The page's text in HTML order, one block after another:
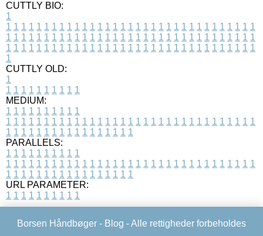
CUTTLY BIO:
1
1 1 1 1 1 1 1 1 1 1 1 1 1 1 1 1 1 1 1 1 1 1 1 1 1 1 1 1 1 1 1 1 1
1 1 1 1 1 1 1 1 1 1 1 1 1 1 1 1 1 1 1 1 1 1 1 1 1 1 1 1 1 1 1 1 1
1 1 1 1 1 1 1 1 1 1 1 1 1 1 1 1 1 1 1 1 1 1 1 1 1 1 1 1 1 1 1 1 1
1
CUTTLY OLD:
1
1 1 1 1 1 1 1 1 1 1
MEDIUM:
1 1 1 1 1 1 1 1 1 1
1 1 1 1 1 1 1 1 1 1 1 1 1 1 1 1 1 1 1 1 1 1 1 1 1 1 1 1 1 1 1 1 1
1 1 1 1 1 1 1 1 1 1 1 1 1 1 1 1 1
PARALLELS:
1 1 1 1 1 1 1 1 1 1
1 1 1 1 1 1 1 1 1 1 1 1 1 1 1 1 1 1 1 1 1 1 1 1 1 1 1 1 1 1 1 1 1
1 1 1 1 1 1 1 1 1 1 1 1 1 1 1 1 1
URL PARAMETER:
1 1 1 1 1 1 1 1 1 1
Borsen Håndbøger - Blog - Alle rettigheder forbeholdes